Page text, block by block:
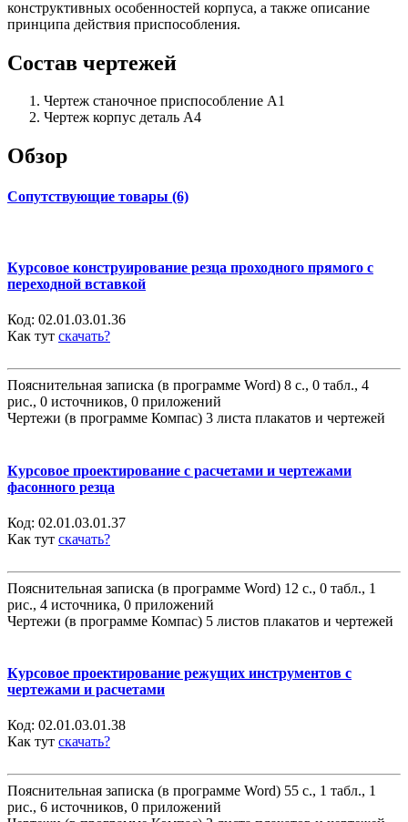
конструктивных особенностей корпуса, а также описание
принципа действия приспособления.
Состав чертежей
Чертеж станочное приспособление А1
Чертеж корпус деталь А4
Обзор
Сопутствующие товары (6)
Курсовое конструирование резца проходного прямого с
переходной вставкой
Код: 02.01.03.01.36
Как тут скачать?
Пояснительная записка (в программе Word) 8 с., 0 табл., 4
рис., 0 источников, 0 приложений
Чертежи (в программе Компас) 3 листа плакатов и чертежей
Курсовое проектирование с расчетами и чертежами
фасонного резца
Код: 02.01.03.01.37
Как тут скачать?
Пояснительная записка (в программе Word) 12 с., 0 табл., 1
рис., 4 источника, 0 приложений
Чертежи (в программе Компас) 5 листов плакатов и чертежей
Курсовое проектирование режущих инструментов с
чертежами и расчетами
Код: 02.01.03.01.38
Как тут скачать?
Пояснительная записка (в программе Word) 55 с., 1 табл., 1
рис., 6 источников, 0 приложений